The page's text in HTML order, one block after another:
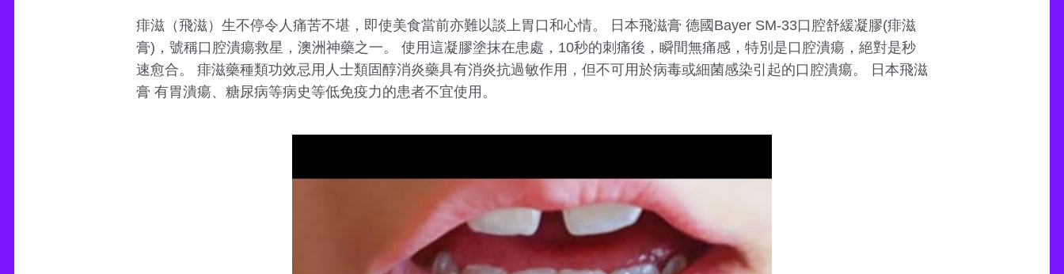
痱滋（飛滋）生不停令人痛苦不堪，即使美食當前亦難以談上胃口和心情。 日本飛滋膏 德國Bayer SM-33口腔舒緩凝膠(痱滋
膏)，號稱口腔潰瘍救星，澳洲神藥之一。 使用這凝膠塗抹在患處，10秒的刺痛後，瞬間無痛感，特別是口腔潰瘍，絕對是秒
速愈合。 痱滋藥種類功效忌用人士類固醇消炎藥具有消炎抗過敏作用，但不可用於病毒或細菌感染引起的口腔潰瘍。 日本飛滋
膏 有胃潰瘍、糖尿病等病史等低免疫力的患者不宜使用。